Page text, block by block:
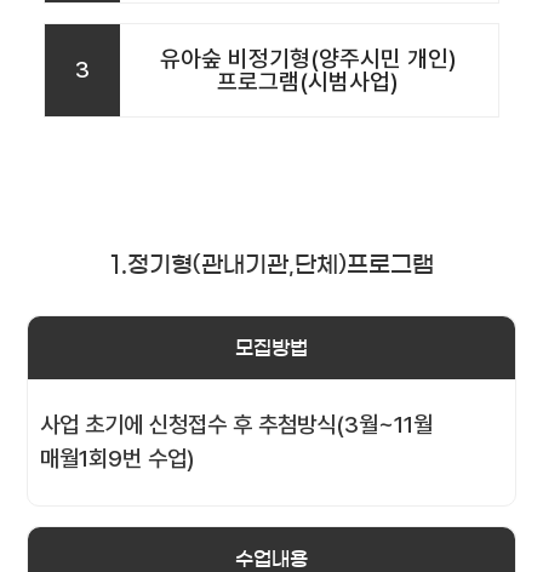
3
유아숲 비정기형(양주시민 개인)
프로그램(시범사업)
1.정기형(관내기관,단체)프로그램
모집방법
사업 초기에 신청접수 후 추첨방식(3월~11월
매월1회9번 수업)
수업내용